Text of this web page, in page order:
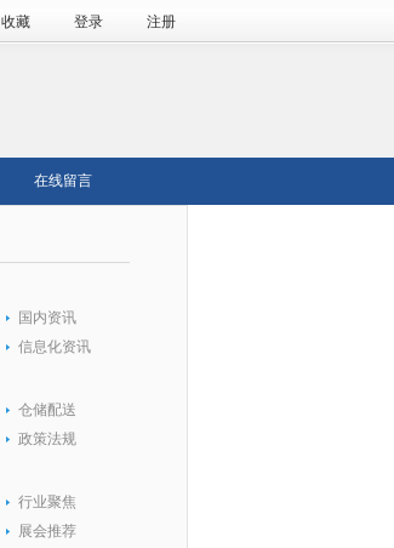
收藏 登录 注册
在线留言
国内资讯
信息化资讯
仓储配送
政策法规
行业聚焦
展会推荐